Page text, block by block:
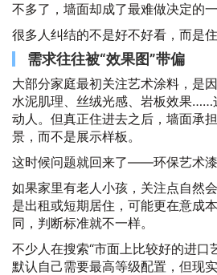
不多了，墙面却成了最难做决定的一
很多人纠结的不是好不好看，而是
需求往往被“效果图”带偏
大部分家庭最初关注艺术涂料，是因
水泥肌理、丝绒光感、岩板效果……
动人。但真正住进去之后，墙面承
景，而不是展示样板。
这时候问题就回来了——环保艺术漆
如果家里有老人小孩，关注点自然
是出租或短期居住，可能更在意成
同，判断标准就不一样。
不少人在搜索“市面上比较好的进口
默认自己需要最高等级配置，但现